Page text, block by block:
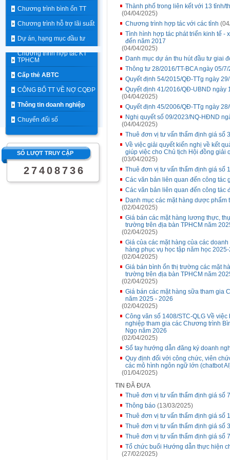
Chương trình bình ổn TT
Chương trình hỗ trợ lãi suất
Dự án, hạng mục đầu tư
Chương trình hợp tác KT
TPHCM
Cấp thẻ ABTC
CÔNG BỐ TT VỀ NỢ CQĐP
Thông tin doanh nghiệp
Chuyển đổi số
SỐ LƯỢT TRUY CẬP
2 7 4 0 8 7 3 6
Thành phố trong liên kết với 13 tỉnh/
(04/04/2025)
Chương trình hợp tác với các tỉnh
Tình hình hợp tác phát triển kinh tế -
đến năm 2017
(04/04/2025)
Danh mục dự án thu hút đầu tư giai
Thông tư 28/2016/TT-BCA ngày 05/
Quyết định 54/2015/QĐ-TTg ngày
Quyết định 41/2016/QĐ-UBND ngày
(04/04/2025)
Quyết định 45/2006/QĐ-TTg ngày
Nghị quyết số 09/2023/NQ-HĐND
(04/04/2025)
Thuê đơn vị tư vấn thẩm định giá số
Về việc giải quyết kiến nghị về kết
giúp việc cho Chủ tịch Hội đồng giải
(03/04/2025)
Thuê đơn vị tư vấn thẩm định giá số
Các văn bản liên quan đến công tác
Các văn bản liên quan đến công tác
Danh mục các mặt hàng dược
(02/04/2025)
Giá bán các mặt hàng lương thực,
trường trên địa bàn TPHCM năm
(02/04/2025)
Giá của các mặt hàng của các
hàng phục vụ học tập năm học
(02/04/2025)
Giá bán bình ổn thị trường các mặt
trường trên địa bàn TPHCM năm
(02/04/2025)
Giá bán các mặt hàng sữa tham gia
năm 2025 - 2026
(02/04/2025)
Công văn số 1408/STC-QLG Về
nghiệp tham gia các Chương trình
Ngọ năm 2026
(02/04/2025)
Sổ tay hướng dẫn đăng ký doanh
Quy định đối với công chức, viên
các mô hình ngôn ngữ lớn (chatbot
(01/04/2025)
TIN ĐÃ ĐƯA
Thuê đơn vị tư vấn thẩm định giá số
Thông báo (13/03/2025)
Thuê đơn vị tư vấn thẩm định giá số
Thuê đơn vị tư vấn thẩm định giá số
Thuê đơn vị tư vấn thẩm định giá số
Tổ chức buổi Hướng dẫn thực hiện
(27/02/2025)